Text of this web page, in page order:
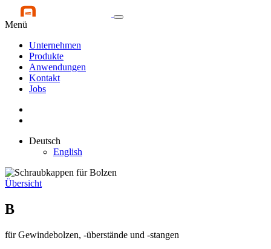
Menü
Unternehmen
Produkte
Anwendungen
Kontakt
Jobs
Deutsch
English
Übersicht
B
für Gewindebolzen, -überstände und -stangen